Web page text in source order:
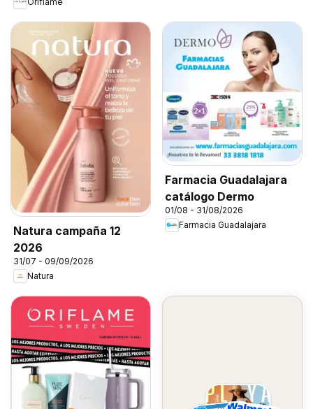
Natura campaña 12
2026
31/07 - 09/09/2026
Natura
Farmacia Guadalajara
catálogo Dermo
01/08 - 31/08/2026
Farmacia Guadalajara